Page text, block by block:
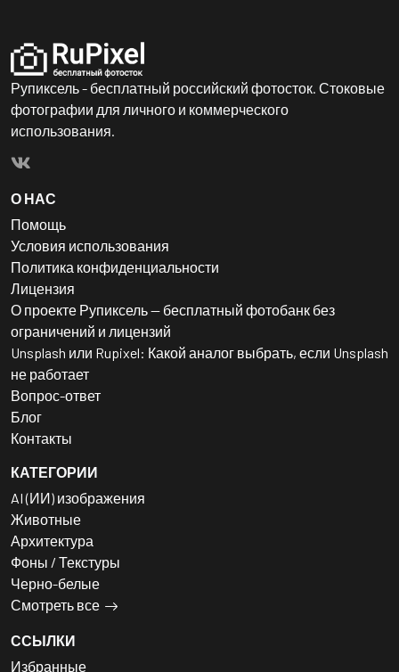
Рупиксель - бесплатный российский фотосток. Стоковые
фотографии для личного и коммерческого
использования.
О НАС
Помощь
Условия использования
Политика конфиденциальности
Лицензия
О проекте Рупиксель — бесплатный фотобанк без
ограничений и лицензий
Unsplash или Rupixel: Какой аналог выбрать, если Unsplash
не работает
Вопрос-ответ
Блог
Контакты
КАТЕГОРИИ
AI (ИИ) изображения
Животные
Архитектура
Фоны / Текстуры
Черно-белые
Смотреть все
ССЫЛКИ
Избранные